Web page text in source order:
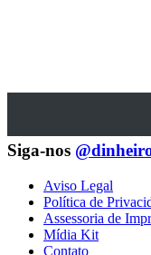
Siga-nos
Aviso Legal
Política de
Assessoria de
Mídia Kit
Contato